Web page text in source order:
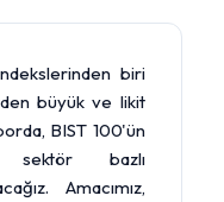
biri
büyük ve likit
BIST 100'ün
bazlı
Amacımız,